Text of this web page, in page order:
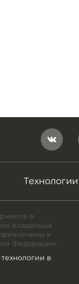
Технологии
в
владельца
к
Федерации.
в